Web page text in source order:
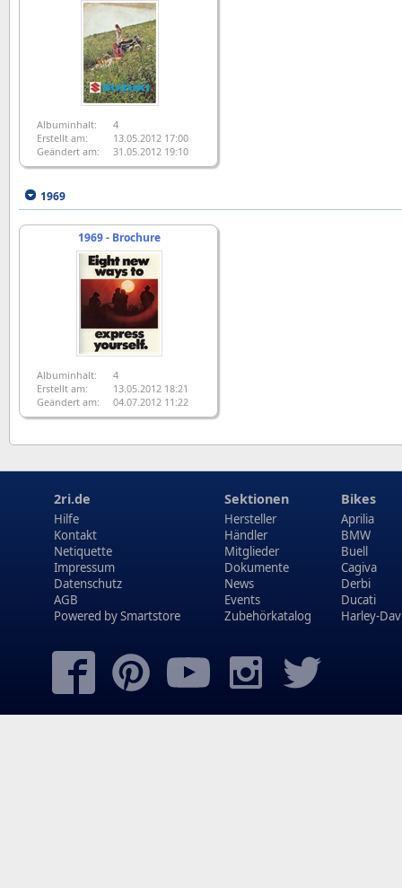
Albuminhalt:
4
Erstellt am:
13.05.2012 17:00
Geändert am:
31.05.2012 19:10
1969
1969 - Brochure
Albuminhalt:
4
Erstellt am:
13.05.2012 18:21
Geändert am:
04.07.2012 11:22
2ri.de
Hilfe
Kontakt
Netiquette
Impressum
Datenschutz
AGB
Powered bySmartstore
Sektionen
Hersteller
Händler
Mitglieder
Dokumente
News
Events
Zubehörkatalog
Bikes
Aprilia
BMW
Buell
Cagiva
Derbi
Ducati
Harley-